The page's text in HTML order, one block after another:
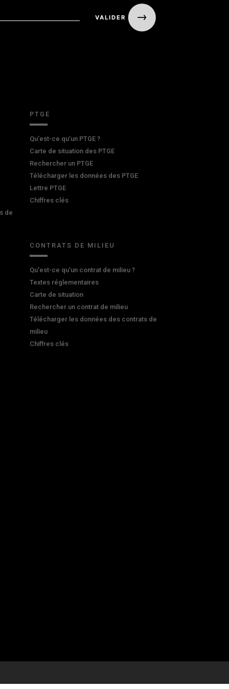
de
PTGE
Qu’est-ce qu’un PTGE ?
Carte de situation des PTGE
Rechercher un PTGE
Télécharger les données des PTGE
Lettre PTGE
Chiffres clés
CONTRATS DE MILIEU
Qu'est-ce qu'un contrat de milieu ?
Textes réglementaires
Carte de situation
Rechercher un contrat de milieu
Télécharger les données des contrats de
milieu
Chiffres clés